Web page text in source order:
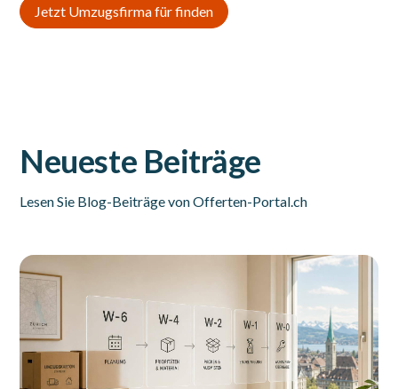
Jetzt Umzugsfirma für finden
Neueste Beiträge
Lesen Sie Blog-Beiträge von Offerten-Portal.ch